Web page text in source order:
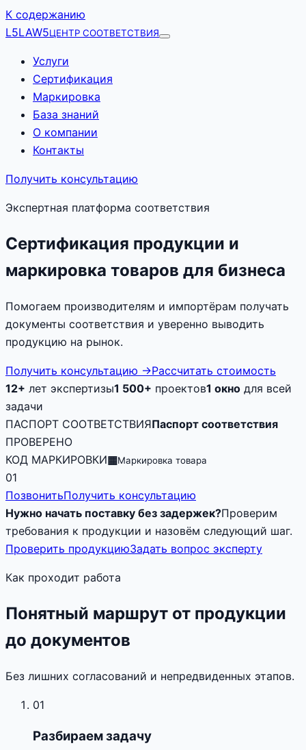
К содержанию
L5LAW5ЦЕНТР СООТВЕТСТВИЯ
Услуги
Сертификация
Маркировка
База знаний
О компании
Контакты
Получить консультацию
Экспертная платформа соответствия
Сертификация продукции и
маркировка товаров для бизнеса
Помогаем производителям и импортёрам получать
документы соответствия и уверенно выводить
продукцию на рынок.
Получить консультацию →Рассчитать стоимость
12+ лет экспертизы1 500+ проектов1 окно для всей
задачи
ПАСПОРТ СООТВЕТСТВИЯПаспорт соответствия
ПРОВЕРЕНО
КОД МАРКИРОВКИ▦Маркировка товара
01
ПозвонитьПолучить консультацию
Нужно начать поставку без задержек?Проверим
требования к продукции и назовём следующий шаг.
Проверить продукциюЗадать вопрос эксперту
Как проходит работа
Понятный маршрут от продукции
до документов
Без лишних согласований и непредвиденных этапов.
01
Разбираем задачу